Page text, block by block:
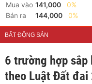
Mua vào 141,000
0%
Bán ra
144,000 0%
BẤT ĐỘNG SẢN
6 trường hợp
theo Luật Đất đai